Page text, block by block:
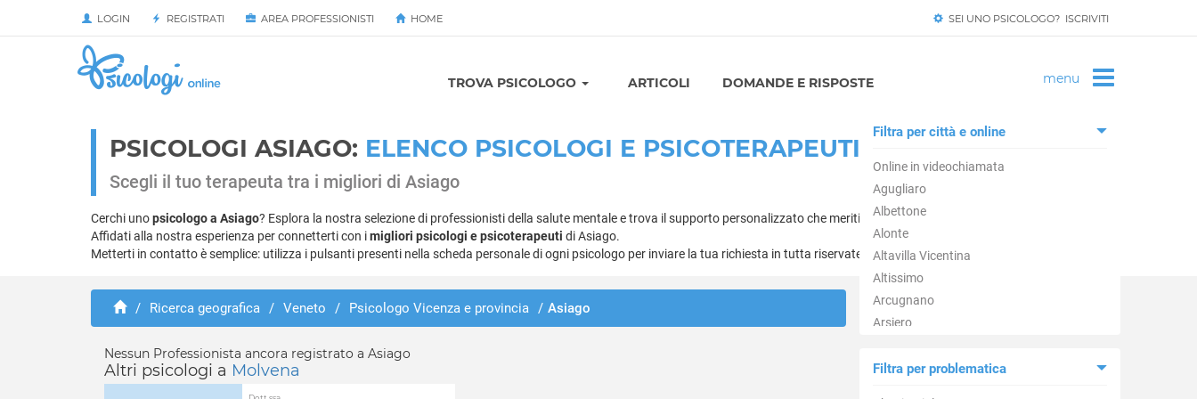
LOGIN REGISTRATI AREA PROFESSIONISTI HOME SEI UNO PSICOLOGO? ISCRIVITI
TROVA PSICOLOGO ARTICOLI DOMANDE E RISPOSTE
PSICOLOGI ASIAGO: ELENCO PSICOLOGI E PSICOTERAPEUTI
Scegli il tuo terapeuta tra i migliori di Asiago
Cerchi unopsicologo a Asiago? Esplora la nostra selezione di professionisti della salute mentale e trova il supporto personalizzato che meriti.
Affidati alla nostra esperienza per connetterti con imigliori psicologi e psicoterapeuti di Asiago.
Metterti in contatto è semplice: utilizza i pulsanti presenti nella scheda personale di ogni psicologo per inviare la tua richiesta in tutta riservatezza.
Filtra per città e online
Online in videochiamata
Agugliaro
Albettone
Alonte
Altavilla Vicentina
Altissimo
Arcugnano
Arsiero
Asiago
Filtra per problematica
/ Ricerca geografica / Veneto / Psicologo Vicenza e provincia / Asiago
Nessun Professionista ancora registrato a Asiago
Altri psicologi a Molvena